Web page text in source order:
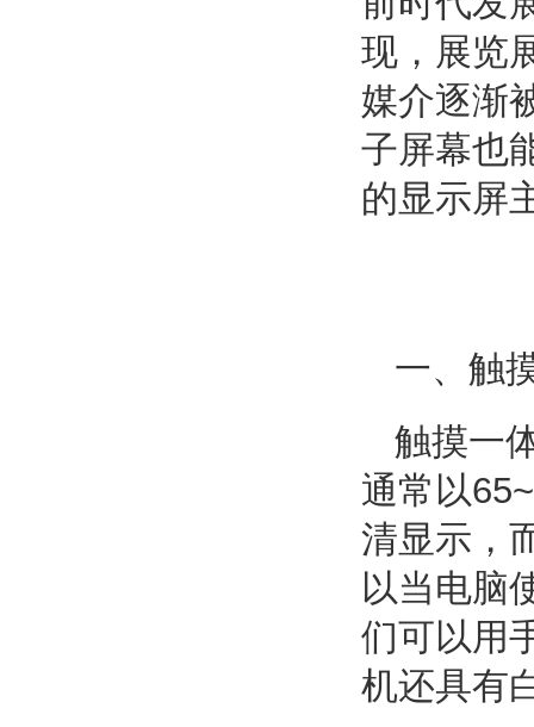
现，展览
媒介逐渐
子屏幕也
的显示屏
一、触
触摸一
通常以
清显示，
以当电脑
们可以用
机还具有